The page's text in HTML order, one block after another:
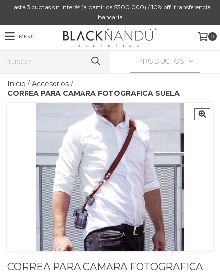
Hasta 3 cuotas sin interés (a partir de $300.000) / 10% off. transferencia
bancaria
MENÚ 0
PRODUCTOS
Inicio / Accesorios /
CORREA PARA CAMARA FOTOGRAFICA SUELA
CORREA PARA CAMARA FOTOGRAFICA